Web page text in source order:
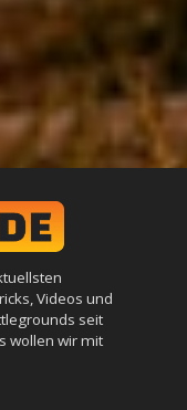
Videos und
seit
wollen wir mit